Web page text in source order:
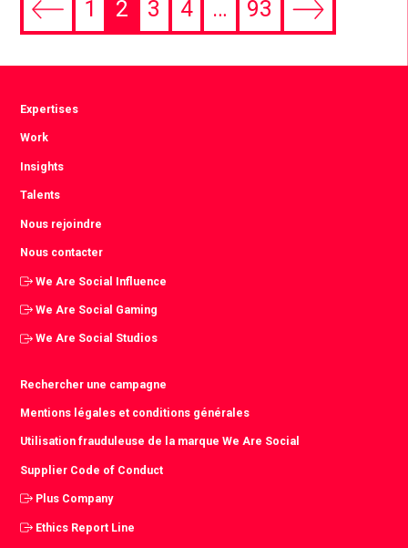
Previous
1 2 3 4 … 93
Next
Expertises
Work
Insights
Talents
Nous rejoindre
Nous contacter
We Are Social Influence
We Are Social Gaming
We Are Social Studios
Rechercher une campagne
Mentions légales et conditions générales
Utilisation frauduleuse de la marque We Are Social
Supplier Code of Conduct
Plus Company
Ethics Report Line